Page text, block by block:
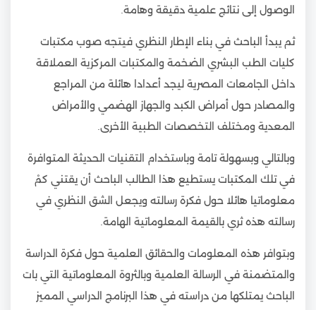
الوصول إلى نتائج علمية دقيقة وهامة.
ثم يبدأ الباحث في بناء الإطار النظري فيتجه صوب مكتبات
كليات الطب البشري الضخمة والمكتبات المركزية العملاقة
داخل الجامعات المصرية ليجد أعدادا هائلة من المراجع
والمصادر حول أمراض الكبد والجهاز الهضمي والأمراض
المعدية ومختلف التخصصات الطبية الأخرى.
وبالتالي وبسهولة تامة وباستخدام التقنيات الحديثة المتوافرة
في تلك المكتبات يستطيع هذا الطالب الباحث أن يقتني كمْ
معلوماتيا هائلا حول فكرة رسالته ويجعل الشق النظري في
رسالته هذه ثري بالقيمة المعلوماتية الهامة.
وبتوافر هذه المعلومات والحقائق العلمية حول فكرة الدراسة
والمتضمنة في الرسالة العلمية وبالثروة المعلوماتية التي بات
الباحث يمتلكها من دراسته في هذا البرنامج الدراسي المميز